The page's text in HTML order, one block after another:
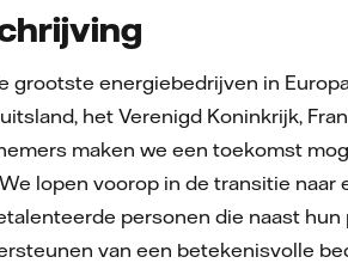
grootste energiebedrijven in
het Verenigd Koninkrijk,
maken we een toekomst
lopen voorop in de transitie
personen die naast
van een betekenisvolle